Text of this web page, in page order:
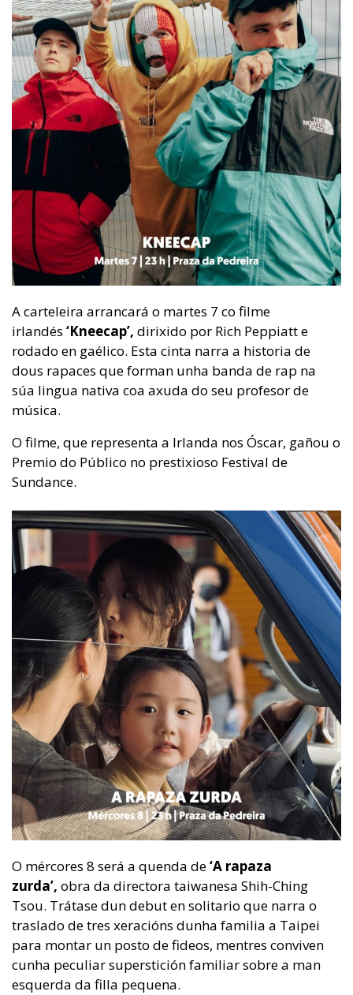
A carteleira arrancará o martes 7 co filme
irlandés ‘Kneecap’, dirixido por Rich Peppiatt e
rodado en gaélico. Esta cinta narra a historia de
dous rapaces que forman unha banda de rap na
súa lingua nativa coa axuda do seu profesor de
música.
O filme, que representa a Irlanda nos Óscar, gañou o
Premio do Público no prestixioso Festival de
Sundance.
O mércores 8 será a quenda de‘A rapaza
zurda’, obra da directora taiwanesa Shih-Ching
Tsou. Trátase dun debut en solitario que narra o
traslado de tres xeracións dunha familia a Taipei
para montar un posto de fideos, mentres conviven
cunha peculiar superstición familiar sobre a man
esquerda da filla pequena.